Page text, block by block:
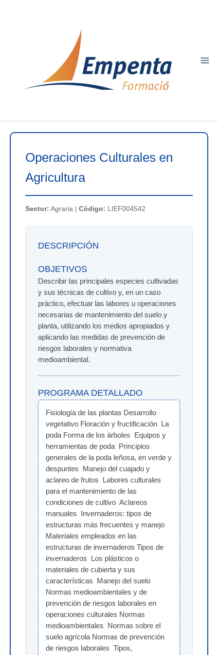
Operaciones Culturales en
Agricultura
Sector: Agraria | Código: LIEF004542
DESCRIPCIÓN
OBJETIVOS
Describir las principales especies cultivadas
y sus técnicas de cultivo y, en un caso
práctico, efectuar las labores u operaciones
necesarias de mantenimiento del suelo y
planta, utilizando los medios apropiados y
aplicando las medidas de prevención de
riesgos laborales y normativa
medioambiental.
PROGRAMA DETALLADO
Fisiología de las plantas Desarrollo
vegetativo Floración y fructificación  La
poda Forma de los árboles  Equipos y
herramientas de poda  Principios
generales de la poda leñosa, en verde y
despuntes  Manejo del cuajado y
aclareo de frutos  Labores culturales
para el mantenimiento de las
condiciones de cultivo  Aclareos
manuales  Invernaderos: tipos de
estructuras más frecuentes y manejo
Materiales empleados en las
estructuras de invernaderos Tipos de
invernaderos  Los plásticos o
materiales de cubierta y sus
características  Manejo del suelo
Normas medioambientales y de
prevención de riesgos laborales en
operaciones culturales Normas
medioambientales  Normas sobre el
suelo agrícola Normas de prevención
de riesgos laborales  Tipos,